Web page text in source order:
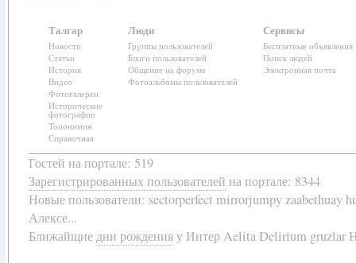
Талгар
Новости
Статьи
История
Видео
Фотогалереи
Исторические
фотографии
Топонимия
Справочная
Люди
Группы пользователей
Блоги пользователей
Общение на форуме
Фотоальбомы пользователей
Сервисы
Бесплатные объявления
Поиск людей
Электронная почта
Гостей на портале: 519
Зарегистрированных пользователей на портале: 8344
Новые пользователи: sectorperfect mirrorjumpy zaabethuay
Алексе...
Ближайщиедни рожденияу Интер Aelita Delirium gruzlar